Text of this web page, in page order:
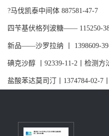
?马伐凯泰中间体 887581-47-7
四苄基伏格列波糖—— 115250-
新品——沙罗拉纳 丨 1398609-
碘克沙醇 丨92339-11-2丨检测
通药业董浩
盐酸苯达莫司汀丨1374784-02-7